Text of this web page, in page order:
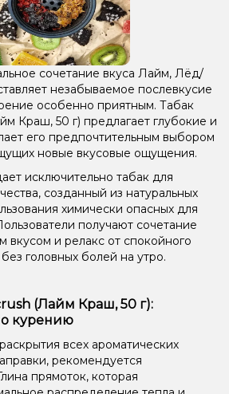
Сливки/Крем, Фисташки
Ваниль, Кофе
Арбуз, Маракуйя, Мята
Маракуйя
Черешня, Мята, Персик
Мята
Виноград, Ягоды
Мята
Черника/Голубика
сочетание вкуса Лайм, Лёд/
незабываемое послевкусие
особенно приятным. Табак
Краш, 50 г) предлагает глубокие и
его предпочтительным выбором
новые вкусовые ощущения.
исключительно табак для
созданный из натуральных
химически опасных для
получают сочетание
вкусом и релакс от спокойного
головных болей на утро.
(Лайм Краш, 50 г):
курению
всех ароматических
рекомендуется
прямоток, которая